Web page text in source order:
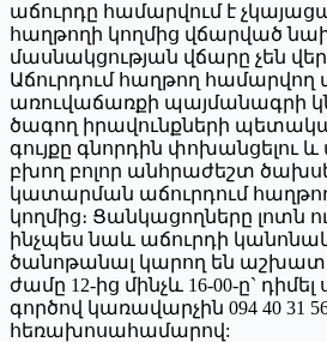
աճուրդը համարվում է
հաղթողի կողմից վճարված
մասնակցության վճարը չեն
Աճուրդում հաղթող համարվող
առուվաճառքի պայմանագրի
ծագող իրավունքների
գույքը գնորդին փոխանցելու
բխող բոլոր անհրաժեշտ
կատարման աճուրդում
կողմից։ Ցանկացողները լոտն
ինչպես նաև աճուրդի
ծանոթանալ կարող են
ժամը 12-ից մինչև 16-00-ը`
գործով կառավարչին 094 40 31
հեռախոսահամարով: